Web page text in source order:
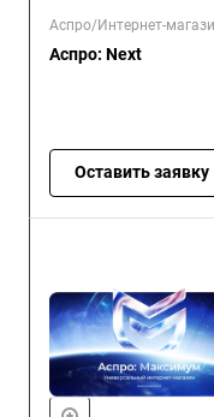
Аспро/Интернет-
Аспро: Next
Оставить заявку